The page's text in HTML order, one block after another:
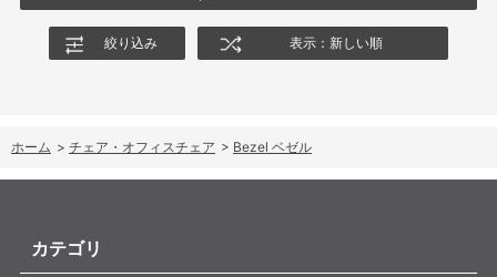
絞り込み 表示：新しい順
ホーム > チェア・オフィスチェア > Bezel ベゼル
カテゴリ